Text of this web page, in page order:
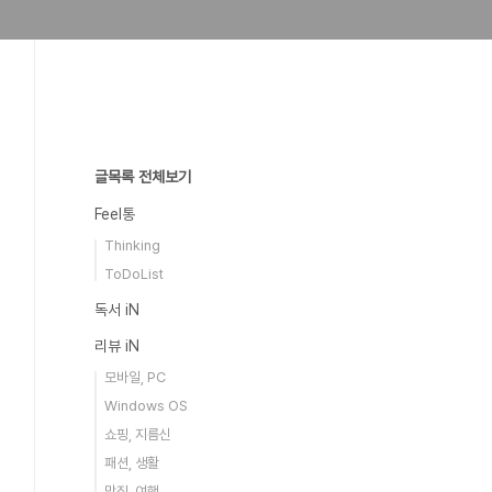
글목록 전체보기
Feel통
Thinking
ToDoList
독서 iN
리뷰 iN
모바일, PC
Windows OS
쇼핑, 지름신
패션, 생활